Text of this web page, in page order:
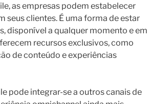
as empresas podem estabelecer
seus clientes. É uma forma de estar
disponível a qualquer momento e em
recursos exclusivos, como
de conteúdo e experiências
pode integrar-se a outros canais de